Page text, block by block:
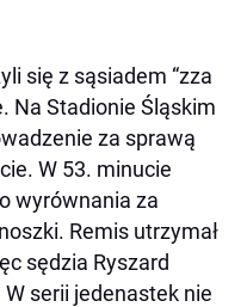
się z sąsiadem “zza
Na Stadionie Śląskim
za sprawą
W 53. minucie
wyrównania za
Remis utrzymał
sędzia Ryszard
serii jedenastek nie